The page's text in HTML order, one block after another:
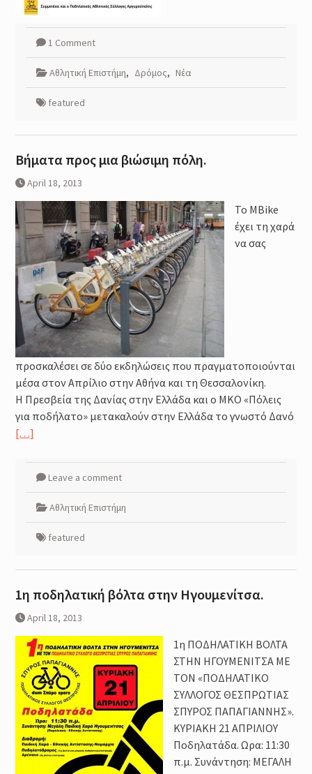
1 Comment
Αθλητική Επιστήμη, Δρόμος, Νέα
featured
Βήματα προς μια βιώσιμη πόλη.
April 18, 2013
Το MBike
έχει τη χαρά
να σας
προσκαλέσει σε δύο εκδηλώσεις που πραγματοποιούνται
μέσα στον Απρίλιο στην Αθήνα και τη Θεσσαλονίκη.
Η Πρεσβεία της Δανίας στην Ελλάδα και ο ΜΚΟ «Πόλεις
για ποδήλατο» μετακαλούν στην Ελλάδα το γνωστό Δανό
[…]
Leave a comment
Αθλητική Επιστήμη
featured
1η ποδηλατική βόλτα στην Ηγουμενίτσα.
April 18, 2013
1η ΠΟΔΗΛΑΤΙΚΗ ΒΟΛΤΑ
ΣΤΗΝ ΗΓΟΥΜΕΝΙΤΣΑ ΜΕ
ΤΟΝ «ΠΟΔΗΛΑΤΙΚΟ
ΣΥΛΛΟΓΟΣ ΘΕΣΠΡΩΤΙΑΣ
ΣΠΥΡΟΣ ΠΑΠΑΓΙΑΝΝΗΣ».
ΚΥΡΙΑΚΗ 21 ΑΠΡΙΛΙΟΥ
Ποδηλατάδα. Ωρα: 11:30
π.μ. Συνάντηση: ΜΕΓΑΛΗ